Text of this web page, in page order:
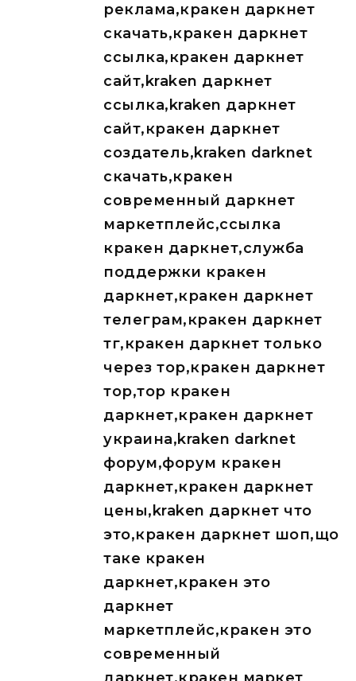
реклама,кракен даркнет
скачать,кракен даркнет
ссылка,кракен даркнет
сайт,kraken даркнет
ссылка,kraken даркнет
сайт,кракен даркнет
создатель,kraken darknet
скачать,кракен
современный даркнет
маркетплейс,ссылка
кракен даркнет,служба
поддержки кракен
даркнет,кракен даркнет
телеграм,кракен даркнет
тг,кракен даркнет только
через тор,кракен даркнет
тор,тор кракен
даркнет,кракен даркнет
украина,kraken darknet
форум,форум кракен
даркнет,кракен даркнет
цены,kraken даркнет что
это,кракен даркнет шоп,що
таке кракен
даркнет,кракен это
даркнет
маркетплейс,кракен это
современный